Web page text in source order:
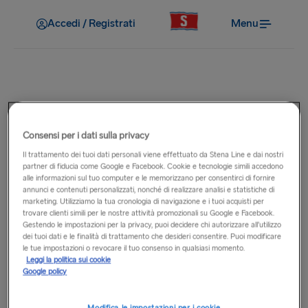
Accedi / Registrati Menu
Posso rimanere nel mio veicolo
durante la traversata?
Per motivi di sicurezza, i passeggeri non possono rimanere
nel proprio veicolo quando la nave è in mare aperto. Prima
della partenza, il ponte veicoli viene messo in sicurezza dal
nostro equipaggio e chiuso al pubblico. I passeggeri non
possono accedere al ponte durante la traversata. Su alcune
Consensi per i dati sulla privacy
Il trattamento dei tuoi dati personali viene effettuato da Stena Line e dai nostri
partner di fiducia come Google e Facebook. Cookie e tecnologie simili accedono
alle informazioni sul tuo computer e le memorizzano per consentirci di fornire
annunci e contenuti personalizzati, nonché di realizzare analisi e statistiche di
marketing. Utilizziamo la tua cronologia di navigazione e i tuoi acquisti per
trovare clienti simili per le nostre attività promozionali su Google e Facebook.
Gestendo le impostazioni per la privacy, puoi decidere chi autorizzare all’utilizzo
dei tuoi dati e le finalità di trattamento che desideri consentire. Puoi modificare
le tue impostazioni o revocare il tuo consenso in qualsiasi momento.
Leggi la politica sui cookie
Google policy